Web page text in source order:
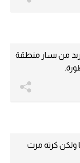
من يسار منطقة
ولكن كرته مرت